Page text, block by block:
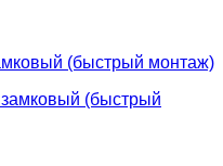
(быстрый монтаж)